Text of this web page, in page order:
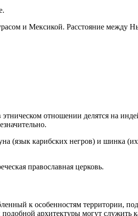
и Мексикой. Расстояние между
отношении делятся на
(язык карибских негров) и шинка
православная церковь.
к особенностям территории,
архитектуры могут служить